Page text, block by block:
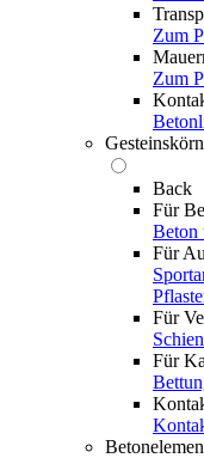
Zum
Zum
Back
Für
Beton
Für
Für
Für